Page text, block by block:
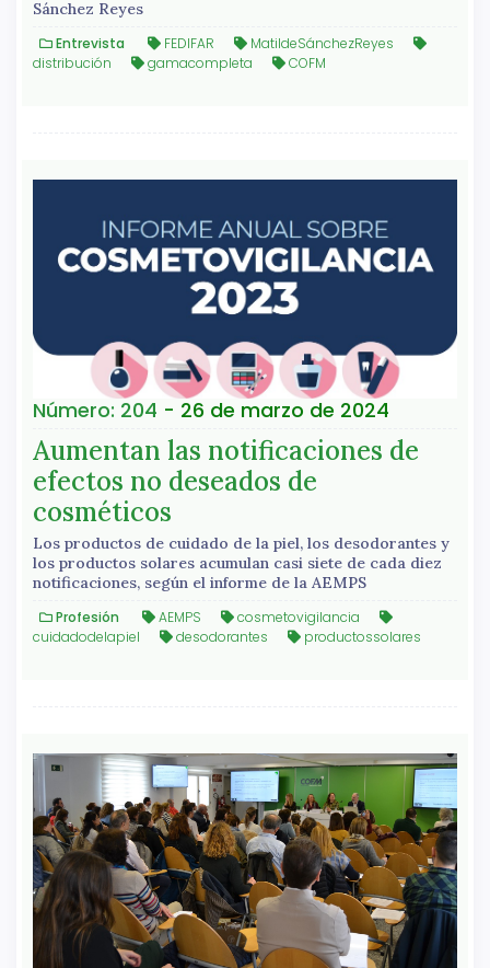
Sánchez Reyes
Entrevista FEDIFAR
MatildeSánchezReyes
distribución
gamacompleta COFM
Número: 204 - 26 de marzo de 2024
Aumentan las notificaciones de
efectos no deseados de
cosméticos
Los productos de cuidado de la piel, los desodorantes y
los productos solares acumulan casi siete de cada diez
notificaciones, según el informe de la AEMPS
Profesión AEMPS
cosmetovigilancia
cuidadodelapiel
desodorantes productossolares